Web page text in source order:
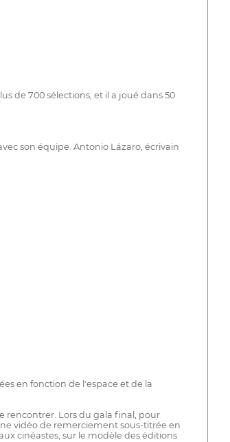
de 700 sélections, et il a joué dans 50
son équipe. Antonio Lázaro, écrivain
en fonction de l'espace et de la
rencontrer. Lors du gala final, pour
vidéo de remerciement sous-titrée en
cinéastes, sur le modèle des éditions